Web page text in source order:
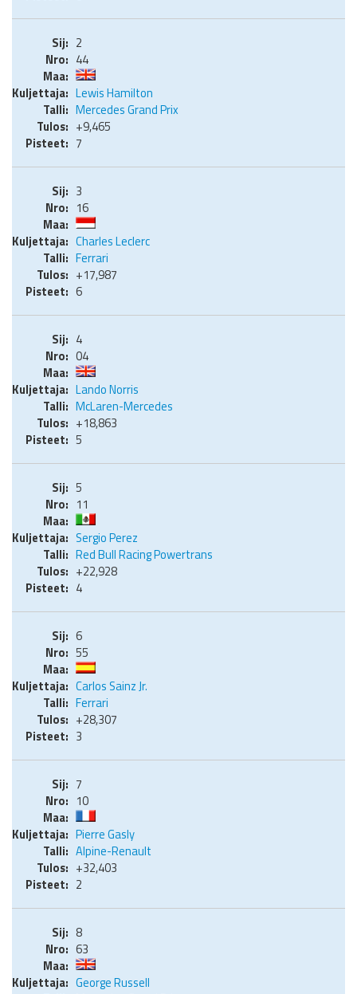
2
44
Lewis Hamilton
Mercedes Grand Prix
+9,465
7
3
16
Charles Leclerc
Ferrari
+17,987
6
4
04
Lando Norris
McLaren-Mercedes
+18,863
5
5
11
Sergio Perez
Red Bull Racing Powertrans
+22,928
4
6
55
Carlos Sainz Jr.
Ferrari
+28,307
3
7
10
Pierre Gasly
Alpine-Renault
+32,403
2
8
63
George Russell